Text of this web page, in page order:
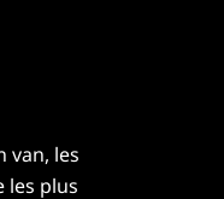
van, les
les plus